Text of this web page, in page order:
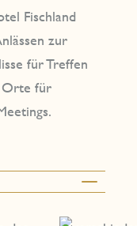
Fischland
zur
für Treffen
Orte für